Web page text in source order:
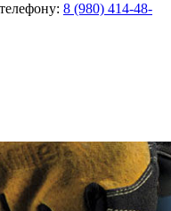
8 (980) 414-48-